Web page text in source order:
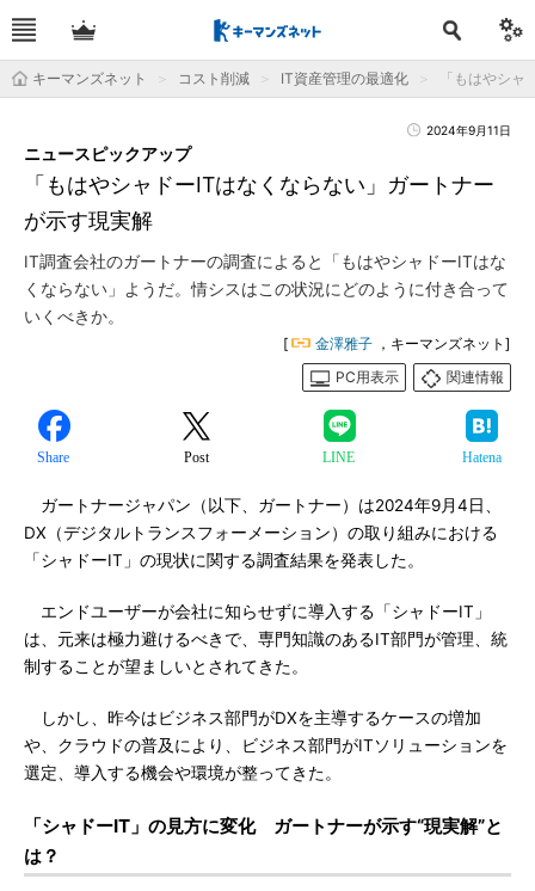
キーマンズネット コスト削減 IT資産管理の最適化 「もはやシ
2024年9月11日
「もはやシャドーITはなくならない」ガートナー
が示す現実解
ニュースピックアップ
IT調査会社のガートナーの調査によると「もはやシャドーITはな
くならない」ようだ。情シスはこの状況にどのように付き合って
いくべきか。
[ 金澤雅子 ，キーマンズネット]
PC用表示
関連情報
Share Post LINE Hatena
ガートナージャパン（以下、ガートナー）は2024年9月4日、
DX（デジタルトランスフォーメーション）の取り組みにおける
「シャドーIT」の現状に関する調査結果を発表した。
エンドユーザーが会社に知らせずに導入する「シャドーIT」
は、元来は極力避けるべきで、専門知識のあるIT部門が管理、統
制することが望ましいとされてきた。
しかし、昨今はビジネス部門がDXを主導するケースの増加
や、クラウドの普及により、ビジネス部門がITソリューションを
選定、導入する機会や環境が整ってきた。
「シャドーIT」の見方に変化 ガートナーが示す“現実解”と
は？